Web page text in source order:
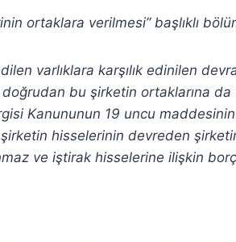
ortaklara verilmesi” başlıklı
varlıklara karşılık edinilen
bu şirketin ortaklarına da
Kanununun 19 uncu maddesinin
hisselerinin devreden
ve iştirak hisselerine ilişkin